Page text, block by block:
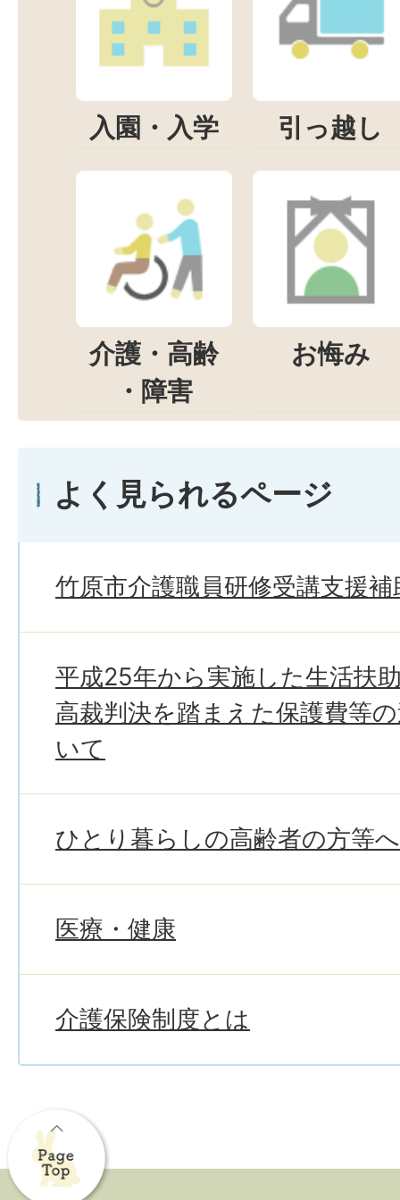
入園・入学 引っ越し
介護・高齢
・障害
お悔み
よく見られるページ
竹原市介護職員研修受講支援
平成25年から実施した生活扶
高裁判決を踏まえた保護費等
いて
ひとり暮らしの高齢者の方等
医療・健康
介護保険制度とは